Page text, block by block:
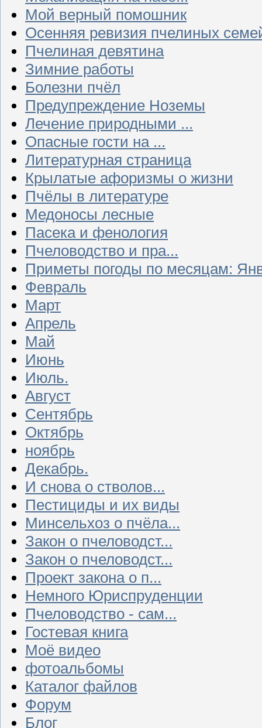
Мой верный помошник
Осенняя ревизия пчелиных
Пчелиная девятина
Зимние работы
Болезни пчёл
Предупреждение Ноземы
Лечение природными ...
Опасные гости на ...
Литературная страница
Крылатые афоризмы о жизни
Пчёлы в литературе
Медоносы лесные
Пасека и фенология
Пчеловодство и пра...
Приметы погоды по месяцам:
Февраль
Март
Апрель
Май
Июнь
Июль.
Август
Сентябрь
Октябрь
ноябрь
Декабрь.
И снова о стволов...
Пестициды и их виды
Минсельхоз о пчёла...
Закон о пчеловодст...
Закон о пчеловодст...
Проект закона о п...
Немного Юриспруденции
Пчеловодство - сам...
Гостевая книга
Моё видео
фотоальбомы
Каталог файлов
Форум
Блог